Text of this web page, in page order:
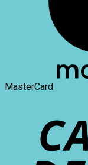
MasterCard